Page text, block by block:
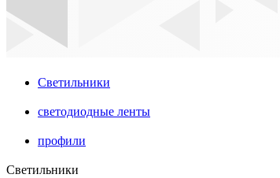
Светильники
светодиодные ленты
профили
Светильники